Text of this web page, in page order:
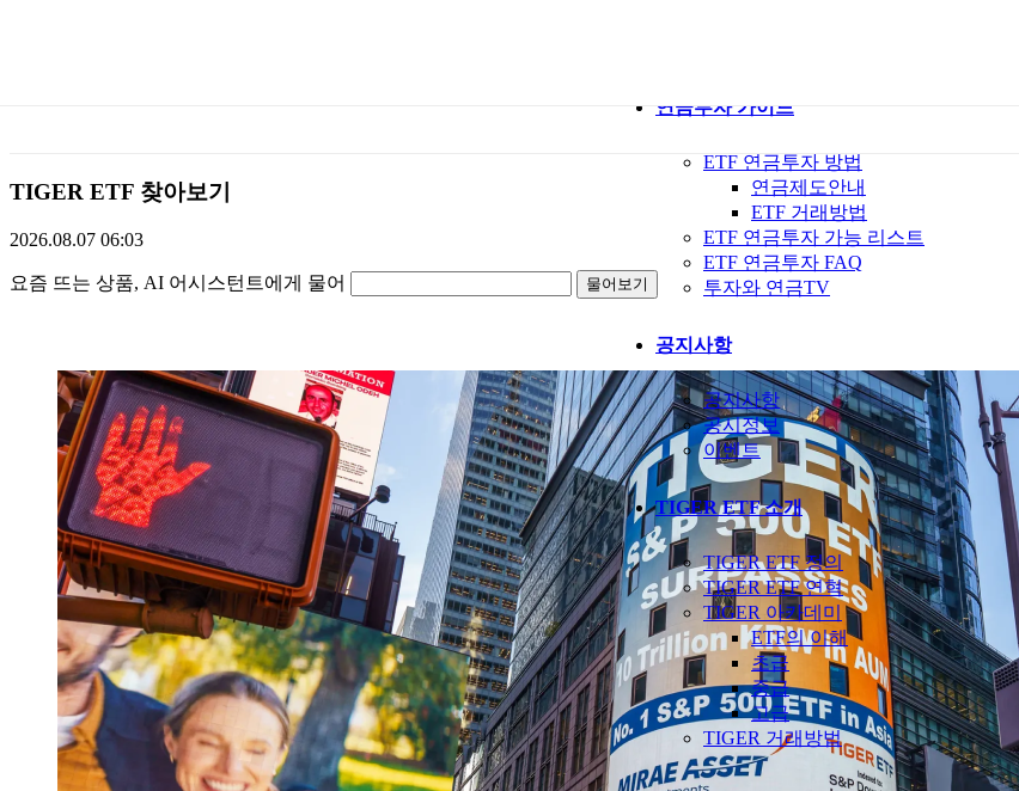
에
셋
TIGERETF
연금투자 가이드
ETF 연금투자 방법
연금제도안내
ETF 거래방법
ETF 연금투자 가능 리스트
ETF 연금투자 FAQ
투자와 연금TV
공지사항
공지사항
공시정보
이벤트
TIGER ETF 소개
TIGER ETF 정의
TIGER ETF 연혁
TIGER 아카데미
ETF의 이해
초급
중급
고급
TIGER 거래방법
TIGER ETF 찾아보기
2026.08.07 06:03
물어보기